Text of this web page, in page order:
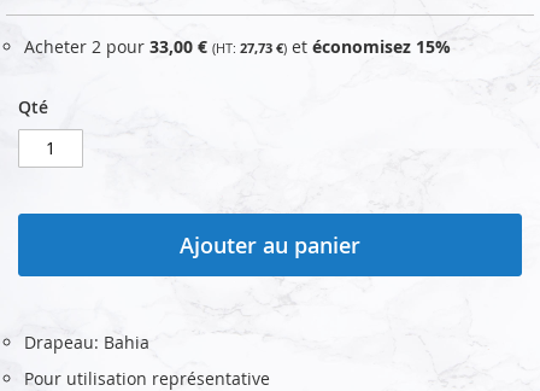
Acheter 2 pour 33,00 € 27,73 € et économisez 15%
Qté
Ajouter au panier
Drapeau: Bahia
Pour utilisation représentative